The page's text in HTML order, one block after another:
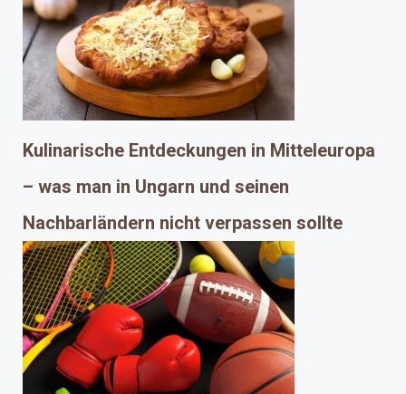
Kulinarische Entdeckungen in Mitteleuropa
– was man in Ungarn und seinen
Nachbarländern nicht verpassen sollte